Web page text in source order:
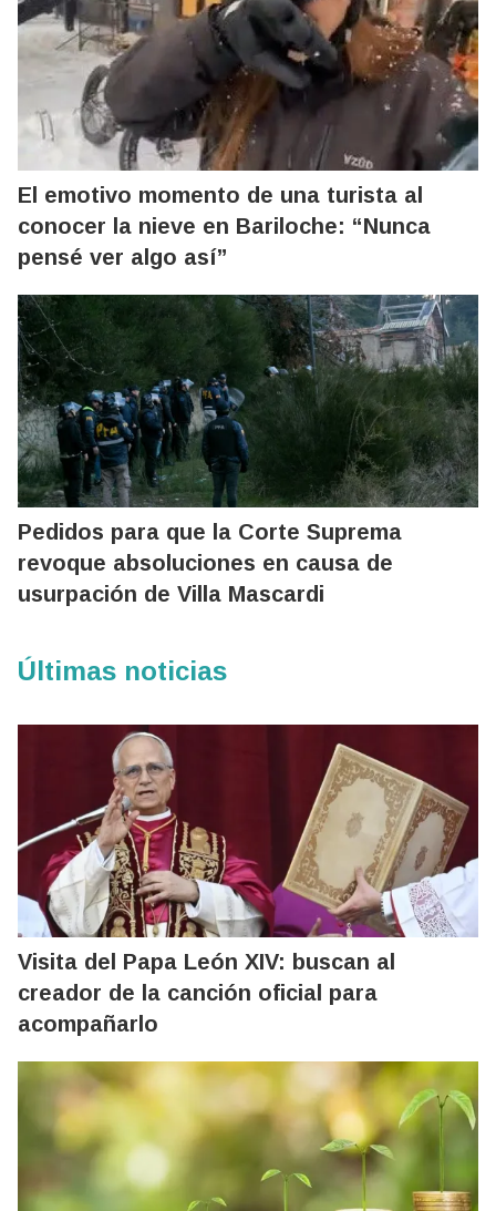
El emotivo momento de una turista al
conocer la nieve en Bariloche: “Nunca
pensé ver algo así”
Pedidos para que la Corte Suprema
revoque absoluciones en causa de
usurpación de Villa Mascardi
Últimas noticias
Visita del Papa León XIV: buscan al
creador de la canción oficial para
acompañarlo